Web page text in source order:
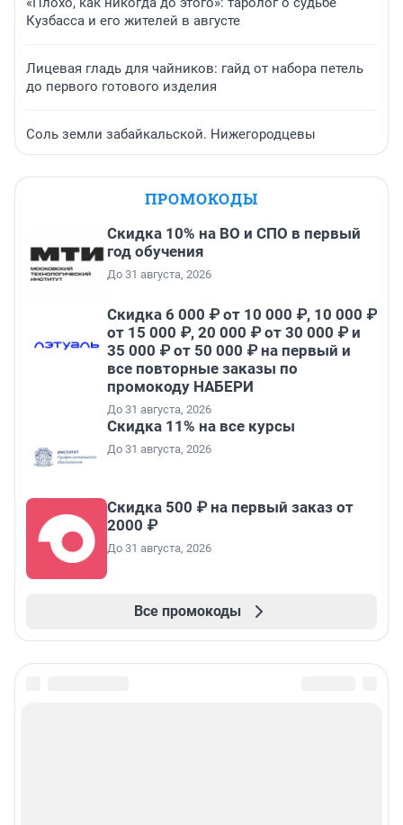
Кузбасса и его жителей в августе
Лицевая гладь для чайников: гайд от набора петель
до первого готового изделия
Соль земли забайкальской. Нижегородцевы
ПРОМОКОДЫ
Скидка 10% на ВО и СПО в первый
год обучения
До 31 августа, 2026
Скидка 6 000 ₽ от 10 000 ₽, 10 000 ₽
от 15 000 ₽, 20 000 ₽ от 30 000 ₽ и
35 000 ₽ от 50 000 ₽ на первый и
все повторные заказы по
промокоду НАБЕРИ
До 31 августа, 2026
Скидка 11% на все курсы
До 31 августа, 2026
Скидка 500 ₽ на первый заказ от
2000 ₽
До 31 августа, 2026
Все промокоды